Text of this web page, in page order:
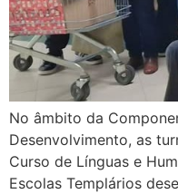
No âmbito da
Desenvolvimento, as
Curso de Línguas e
Escolas Templários